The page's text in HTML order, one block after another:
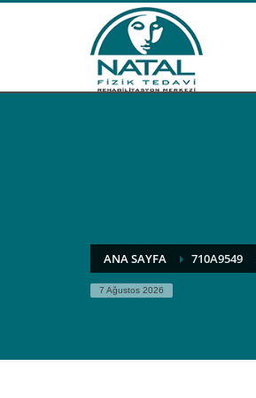
ANA SAYFA 710A9549
7 Ağustos 2026